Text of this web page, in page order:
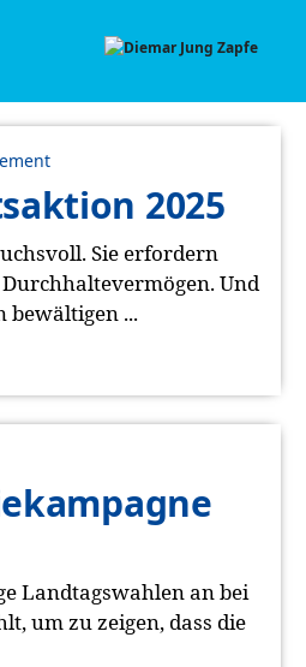
2025
Sie erfordern
Und
bewältigen ...
Landtagswahlen an bei
um zu zeigen, dass die